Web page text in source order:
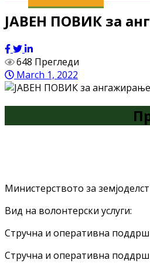
ЈАВЕН ПОВИК за
648 Прегледи
March 1, 2022
Министерството за
Вид на волонтерски услуги:
Стручна и оперативна
Стручна и оперативна